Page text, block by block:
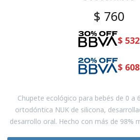
$ 760
$ 532
$ 608
Chupete ecológico para bebés de 0 a
ortodóntica NUK de silicona,
desarrollo oral. Hecho con más de 98%